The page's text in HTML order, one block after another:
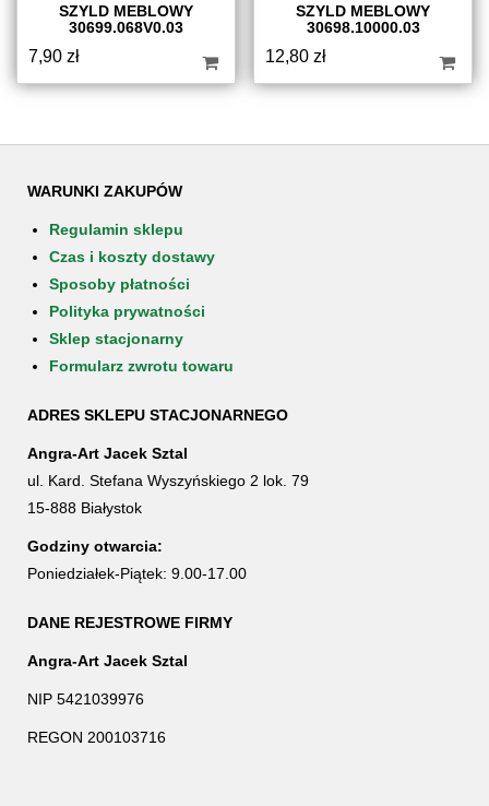
SZYLD MEBLOWY
30699.068V0.03
7,90 zł
SZYLD MEBLOWY
30698.10000.03
12,80zł
WARUNKI ZAKUPÓW
Regulamin sklepu
Czas i koszty dostawy
Sposoby płatności
Polityka prywatności
Sklep stacjonarny
Formularz zwrotu towaru
ADRES SKLEPU STACJONARNEGO
Angra-Art Jacek Sztal
ul. Kard. Stefana Wyszyńskiego 2 lok. 79
15-888 Białystok
Godziny otwarcia:
Poniedziałek-Piątek: 9.00-17.00
DANE REJESTROWE FIRMY
Angra-Art Jacek Sztal
NIP 5421039976
REGON 200103716